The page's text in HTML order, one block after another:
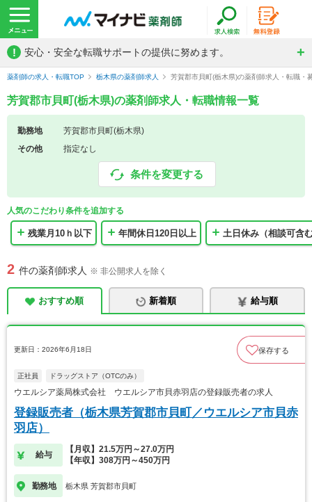
! 安心・安全な転職サポートの提供に努めます。
薬剤師の求人・転職TOP 栃木県の薬剤師求人 芳賀郡市貝町(栃木県)の薬剤師求人・転職・
芳賀郡市貝町(栃木県)の薬剤師求人・転職情報一覧
勤務地
芳賀郡市貝町(栃木県)
その他
指定なし
条件を変更する
人気のこだわり条件を追加する
残業月10ｈ以下 年間休日120日以上 土日休み（相談可含
2 件の薬剤師求人 ※ 非公開求人を除く
おすすめ順 新着順 給与順
更新日：2026年6月18日 保存する
正社員 ドラッグストア（OTCのみ）
ウエルシア薬局株式会社 ウエルシア市貝赤羽店の登録販売者の求人
登録販売者（栃木県芳賀郡市貝町／ウエルシア市貝赤
羽店）
給与
【月収】21.5万円～27.0万円
【年収】308万円～450万円
勤務地 栃木県 芳賀郡市貝町